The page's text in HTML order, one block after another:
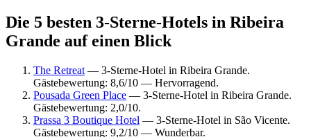
Die 5 besten 3-Sterne-Hotels in Ribeira
Grande auf einen Blick
The Retreat — 3-Sterne-Hotel in Ribeira Grande.
Gästebewertung: 8,6/10 — Hervorragend.
Pousada Green Place — 3-Sterne-Hotel in Ribeira Grande.
Gästebewertung: 2,0/10.
Prassa 3 Boutique Hotel — 3-Sterne-Hotel in São Vicente.
Gästebewertung: 9,2/10 — Wunderbar.